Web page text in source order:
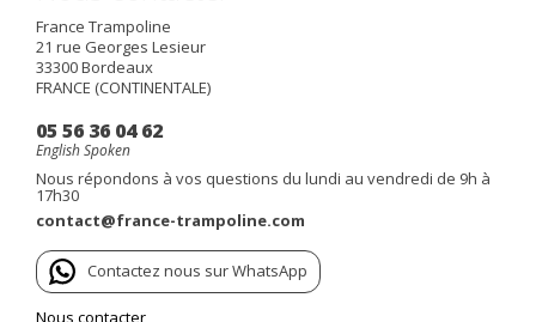
France Trampoline
21 rue Georges Lesieur
33300Bordeaux
FRANCE (CONTINENTALE)
05 56 36 04 62
English Spoken
Nous répondons à vos questions du lundi au vendredi de 9h à
17h30
contact@france-trampoline.com
Contactez nous sur WhatsApp
Nous contacter